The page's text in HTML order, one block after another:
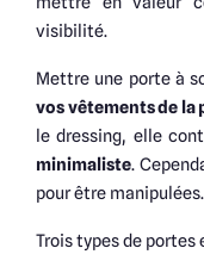
visibilité.
Mettre une porte à
vos vêtements de la
le dressing, elle
minimaliste.
pour être manipulées.
Trois types de portes